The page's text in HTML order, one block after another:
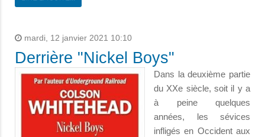
mardi, 12 janvier 2021 10:10
Derrière "Nickel Boys"
Dans la deuxième partie
du XXe siècle, soit il y a
à peine quelques
années, les sévices
infligés en Occident aux